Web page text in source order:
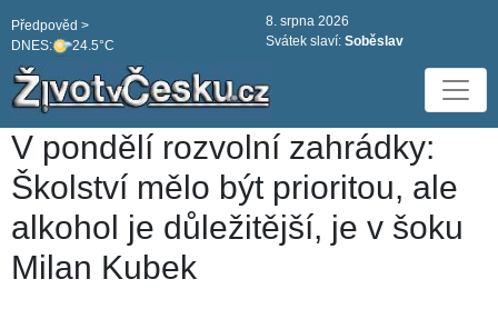
DNES: 24.5°C
Předpověd >
8. srpna 2026
Svátek slaví: Soběslav
V pondělí rozvolní zahrádky:
Školství mělo být prioritou, ale
alkohol je důležitější, je v šoku
Milan Kubek